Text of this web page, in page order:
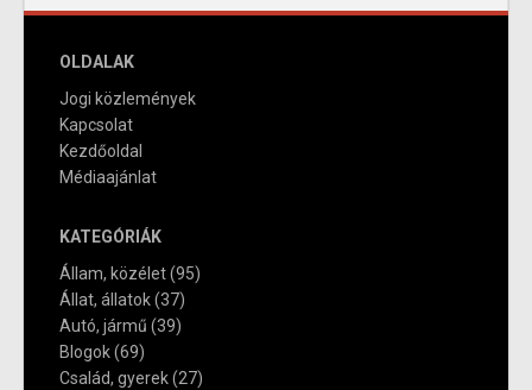
OLDALAK
Jogi közlemények
Kapcsolat
Kezdőoldal
Médiaajánlat
KATEGÓRIÁK
Állam, közélet(95)
Állat, állatok(37)
Autó, jármű (39)
Blogok(69)
Család, gyerek(27)